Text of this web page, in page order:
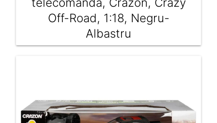
Off-Road, 1:18, Negru-
Albastru